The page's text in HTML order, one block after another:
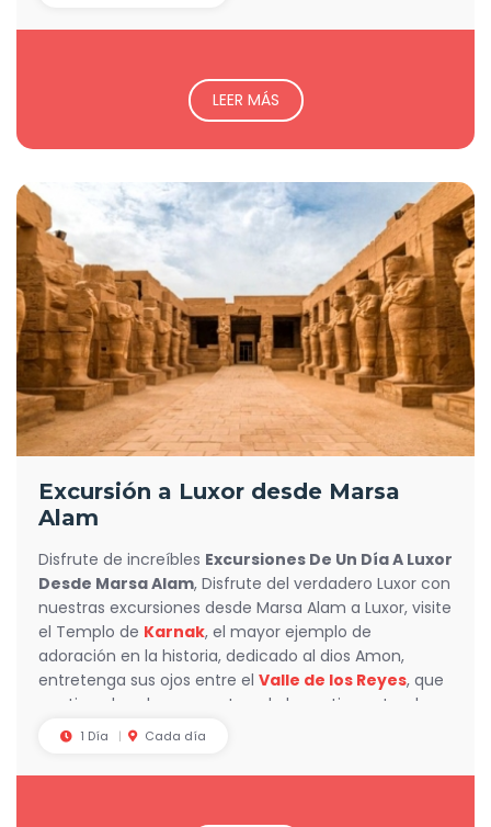
LEER MÁS
Excursión a Luxor desde Marsa
Alam
Disfrute de increíbles Excursiones De Un Día A Luxor
Desde Marsa Alam, Disfrute del verdadero Luxor con
nuestras excursiones desde Marsa Alam a Luxor, visite
el Templo de Karnak, el mayor ejemplo de
adoración en la historia, dedicado al dios Amon,
entretenga sus ojos entre el Valle de los Reyes, que
contiene las obras maestras de las antiguas tumbas
egipcias.
1 Día Cada día